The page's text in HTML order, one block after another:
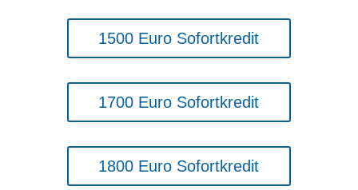
1500 Euro Sofortkredit
1700 Euro Sofortkredit
1800 Euro Sofortkredit